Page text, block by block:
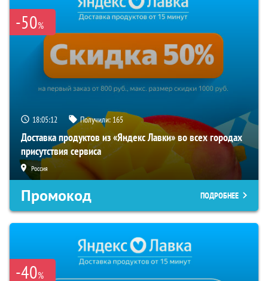
-50%
18:05:11 Получили: 165
Доставка продуктов из «Яндекс Лавки» во всех городах
присутствия сервиса
Россия
Промокод ПОДРОБНЕЕ
-40%